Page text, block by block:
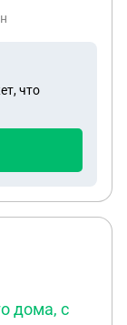
что
дома, с